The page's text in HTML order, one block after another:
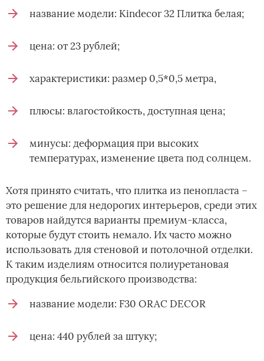
название модели: Kindecor 32 Плитка белая;
цена: от 23 рублей;
характеристики: размер 0,5*0,5 метра,
плюсы: влагостойкость, доступная цена;
минусы: деформация при высоких
температурах, изменение цвета под солнцем.
Хотя принято считать, что плитка из пенопласта –
это решение для недорогих интерьеров, среди этих
товаров найдутся варианты премиум-класса,
которые будут стоить немало. Их часто можно
использовать для стеновой и потолочной отделки.
К таким изделиям относится полиуретановая
продукция бельгийского производства:
название модели: F30 ORAC DECOR
цена: 440 рублей за штуку;